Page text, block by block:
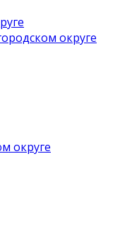
округе
округе